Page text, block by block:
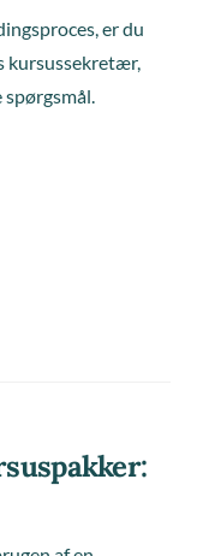
er du
kursussekretær,